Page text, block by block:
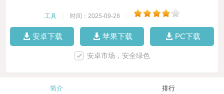
工具 时间：2025-09-28
安卓下载 苹果下载 PC下载
安卓市场，安全绿色
简介 排行